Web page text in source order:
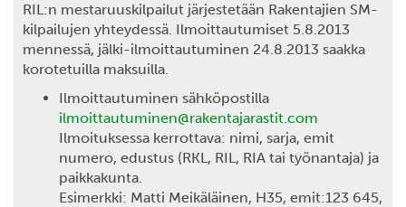
RIL:n mestaruuskilpailut järjestetään Rakentajien SM-
kilpailujen yhteydessä. Ilmoittautumiset 5.8.2013
mennessä, jälki-ilmoittautuminen 24.8.2013 saakka
korotetuilla maksuilla.
Ilmoittautuminen sähköpostilla
ilmoittautuminen@rakentajarastit.com
Ilmoituksessa kerrottava: nimi, sarja, emit
numero, edustus (RKL, RIL, RIA tai työnantaja) ja
paikkakunta.
Esimerkki: Matti Meikäläinen, H35, emit:123 645,